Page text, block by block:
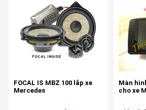
FOCAL IS MBZ 100 lắp xe
Mercedes
Màn
cho xe